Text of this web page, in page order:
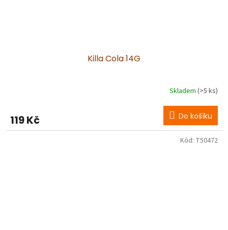
Killa Cola 14G
Skladem (>5 ks)
119 Kč Do košíku
Kód: T50472